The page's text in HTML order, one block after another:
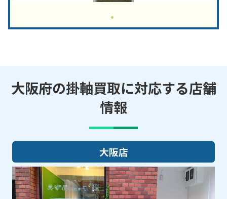
大阪府の掛軸買取に対応する店舗
情報
大阪店